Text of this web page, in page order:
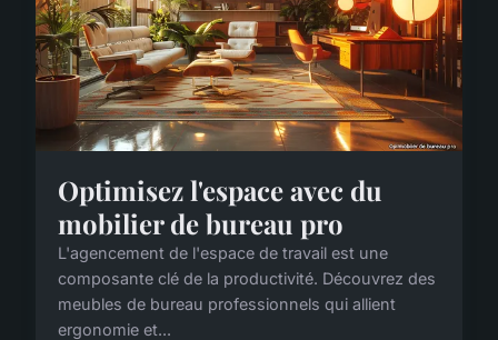
Optimisez l'espace avec du
mobilier de bureau pro
L'agencement de l'espace de travail est une
composante clé de la productivité. Découvrez des
meubles de bureau professionnels qui allient
ergonomie et...